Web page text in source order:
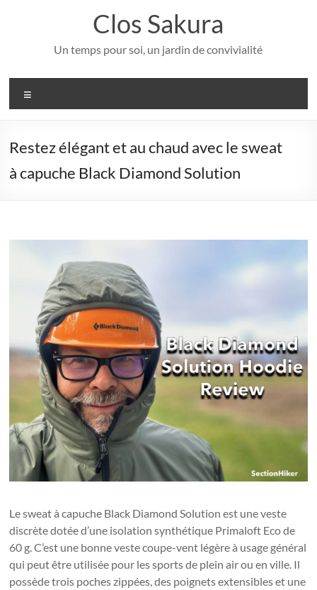
Clos Sakura
Un temps pour soi, un jardin de convivialité
Restez élégant et au chaud avec le sweat
à capuche Black Diamond Solution
Le sweat à capuche Black Diamond Solution est une veste
discrète dotée d’une isolation synthétique Primaloft Eco de
60 g. C’est une bonne veste coupe-vent légère à usage général
qui peut être utilisée pour les sports de plein air ou en ville. Il
possède trois poches zippées, des poignets extensibles et une